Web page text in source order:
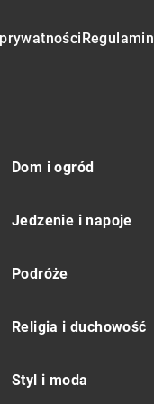
Regulamin
Dom i ogród
Jedzenie i napoje
Podróże
Religia i duchowość
Styl i moda